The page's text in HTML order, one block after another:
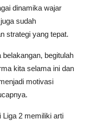
dinamika wajar
sudah
strategi yang tepat.
belakangan, begitulah
kita selama ini dan
motivasi
Liga 2 memiliki arti